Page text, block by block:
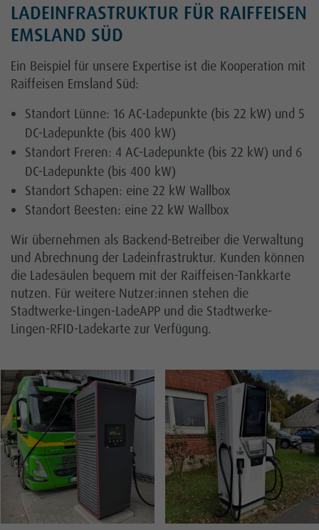
LADEINFRASTRUKTUR FÜR RAIFFEISEN
EMSLAND SÜD
Ein Beispiel für unsere Expertise ist die Kooperation mit
Raiffeisen Emsland Süd:
Standort Lünne: 16 AC-Ladepunkte (bis 22 kW) und 5
DC-Ladepunkte (bis 400 kW)
Standort Freren: 4 AC-Ladepunkte (bis 22 kW) und 6
DC-Ladepunkte (bis 400 kW)
Standort Schapen: eine 22 kW Wallbox
Standort Beesten: eine 22 kW Wallbox
Wir übernehmen als Backend-Betreiber die Verwaltung
und Abrechnung der Ladeinfrastruktur. Kunden können
die Ladesäulen bequem mit der Raiffeisen-Tankkarte
nutzen. Für weitere Nutzer:innen stehen die
Stadtwerke-Lingen-LadeAPP und die Stadtwerke-
Lingen-RFID-Ladekarte zur Verfügung.